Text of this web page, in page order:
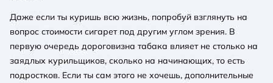
Даже если ты куришь всю жизнь, попробуй взглянуть на
вопрос стоимости сигарет под другим углом зрения. В
первую очередь дороговизна табака влияет не столько на
заядлых курильщиков, сколько на начинающих, то есть
подростков. Если ты сам этого не хочешь, дополнительные